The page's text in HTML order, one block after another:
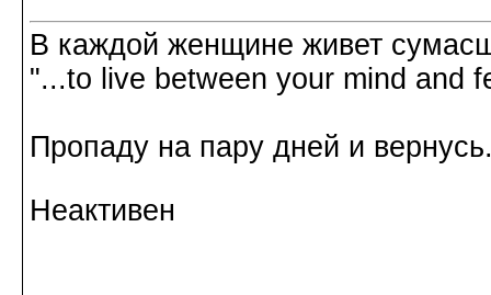
В каждой женщине живет
"...to live between your mind and
Пропаду на пару дней и
Неактивен